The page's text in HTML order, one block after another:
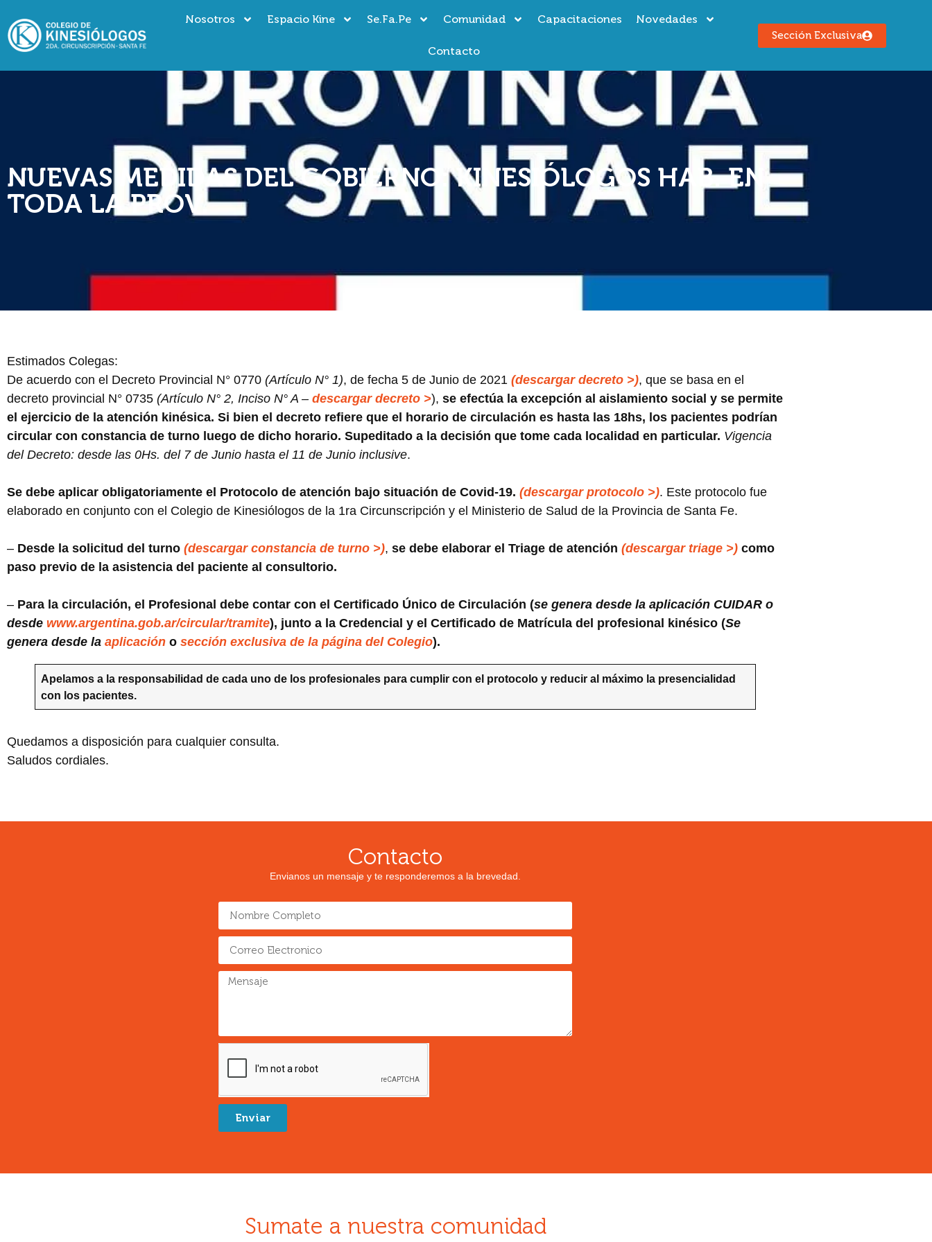
Nosotros Espacio Kine Se.Fa.Pe Comunidad Capacitaciones Novedades
Contacto
Sección Exclusiva
NUEVAS MEDIDAS DEL GOBIERNO: KINESIÓLOGOS HAB. EN
TODA LA PROV.
Estimados Colegas:
De acuerdo con el Decreto Provincial N° 0770 (Artículo N° 1), de fecha 5 de Junio de 2021 (descargar decreto >), que se basa en el
decreto provincial N° 0735 (Artículo N° 2, Inciso N° A – descargar decreto >), se efectúa la excepción al aislamiento social y se permite
el ejercicio de la atención kinésica. Si bien el decreto refiere que el horario de circulación es hasta las 18hs, los pacientes podrían
circular con constancia de turno luego de dicho horario. Supeditado a la decisión que tome cada localidad en particular. Vigencia
del Decreto: desde las 0Hs. del 7 de Junio hasta el 11 de Junio inclusive.
Se debe aplicar obligatoriamente el Protocolo de atención bajo situación de Covid-19. (descargar protocolo >). Este protocolo fue
elaborado en conjunto con el Colegio de Kinesiólogos de la 1ra Circunscripción y el Ministerio de Salud de la Provincia de Santa Fe.
– Desde la solicitud del turno (descargar constancia de turno >), se debe elaborar el Triage de atención (descargar triage >) como
paso previo de la asistencia del paciente al consultorio.
– Para la circulación, el Profesional debe contar con el Certificado Único de Circulación (se genera desde la aplicación CUIDAR o
desde www.argentina.gob.ar/circular/tramite), junto a la Credencial y el Certificado de Matrícula del profesional kinésico (Se
genera desde la aplicación o sección exclusiva de la página del Colegio).
Apelamos a la responsabilidad de cada uno de los profesionales para cumplir con el protocolo y reducir al máximo la presencialidad
con los pacientes.
Quedamos a disposición para cualquier consulta.
Saludos cordiales.
Contacto
Envianos un mensaje y te responderemos a la brevedad.
Enviar
Sumate a nuestra comunidad